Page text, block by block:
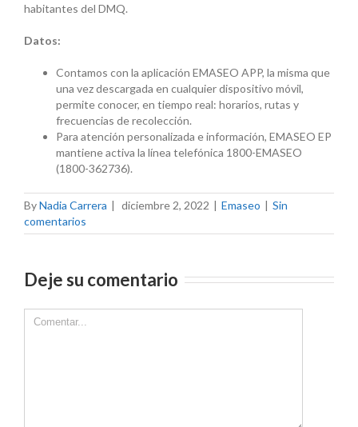
habitantes del DMQ.
Datos:
Contamos con la aplicación EMASEO APP, la misma que
una vez descargada en cualquier dispositivo móvil,
permite conocer, en tiempo real: horarios, rutas y
frecuencias de recolección.
Para atención personalizada e información, EMASEO EP
mantiene activa la línea telefónica 1800-EMASEO
(1800-362736).
ByNadia Carrera | diciembre 2, 2022 | Emaseo | Sin
comentarios
Deje su comentario
Comment